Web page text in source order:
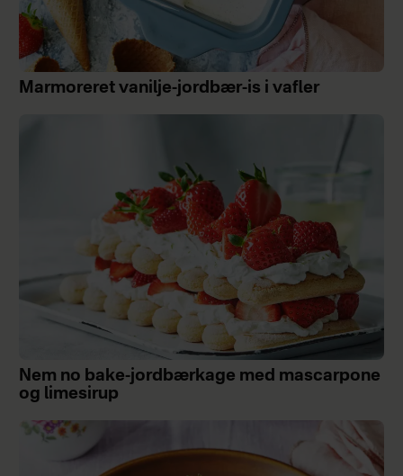
Marmoreret vanilje-jordbær-is i vafler
Nem no bake-jordbærkage med mascarpone
og limesirup